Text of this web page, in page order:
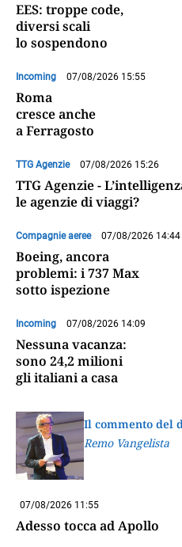
EES: troppe code,
diversi scali
lo sospendono
Incoming 07/08/2026 15:55
Roma
cresce anche
a Ferragosto
TTG Agenzie 07/08/2026 15:26
TTG Agenzie -
le agenzie di viaggi?
Compagnie aeree 07/08/2026 14:44
Boeing, ancora
problemi: i 737 Max
sotto ispezione
Incoming 07/08/2026 14:09
Nessuna vacanza:
sono 24,2 milioni
gli italiani a casa
Il commento del
Remo Vangelista
07/08/2026 11:55
Adesso tocca ad Apollo